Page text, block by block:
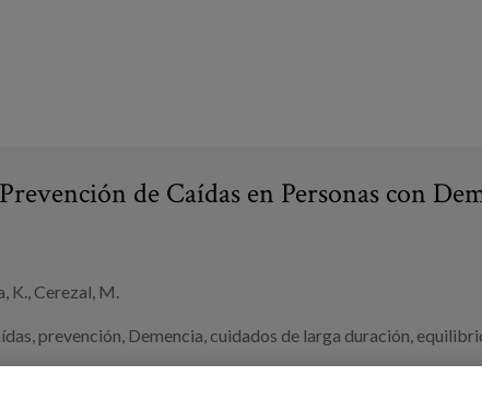
de Caídas en Personas con
K., Cerezal, M.
,prevención, Demencia, cuidados de larga duración,